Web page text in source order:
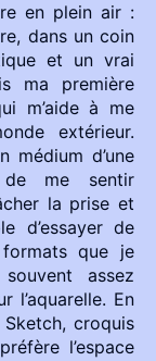
en plein air :
dans un coin
et un vrai
ma première
m’aide à me
extérieur.
médium d’une
de me sentir
la prise et
d’essayer de
que je
assez
l’aquarelle. En
croquis
l’espace